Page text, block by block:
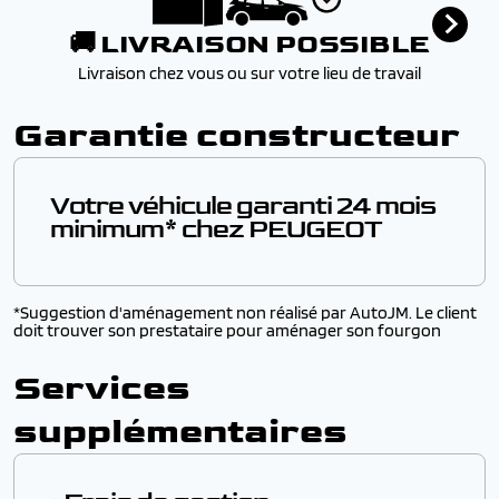
🚚 LIVRAISON POSSIBLE
Livraison chez vous ou sur votre lieu de travail
Garantie constructeur
Votre véhicule garanti 24 mois
minimum* chez PEUGEOT
En achetant un vehicule sous garantie chez AutoJM,
vous bénéficiez de la garantie constructeur PEUGEOT
de 24 mois minimum (durée exacte précisée plus haut,
professionnels du réseau du constructeur.
Découvrez nos contrats d'extension de garantie dès
30€/mois
prolonge cette garantie jusqu'à 3 ans.
*Suggestion d'aménagement non réalisé par AutoJM. Le client
doit trouver son prestataire pour aménager son fourgon
Services
supplémentaires